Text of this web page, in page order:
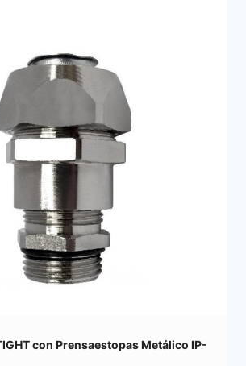
con Prensaestopas Metálico IP-